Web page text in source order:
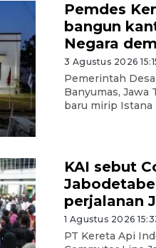
Pemdes
bangun
Negara
3 Agustus 2026
Pemerintah
Banyumas, Jawa
baru mirip Istana
KAI sebut
perjalanan
1 Agustus 2026
PT Kereta Api